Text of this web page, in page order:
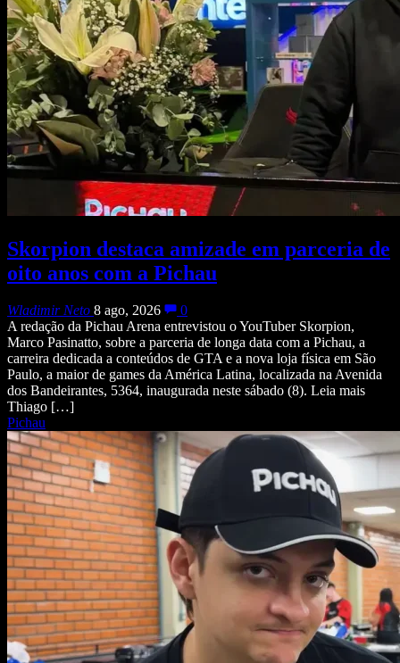
Skorpion destaca amizade em parceria de
oito anos com a Pichau
Wladimir Neto 8 ago, 2026
0
A redação da Pichau Arena entrevistou o YouTuber Skorpion,
Marco Pasinatto, sobre a parceria de longa data com a Pichau, a
carreira dedicada a conteúdos de GTA e a nova loja física em São
Paulo, a maior de games da América Latina, localizada na Avenida
dos Bandeirantes, 5364, inaugurada neste sábado (8). Leia mais
Thiago […]
Pichau